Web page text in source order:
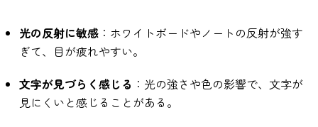
光の反射に敏感 ：ホワイトボードやノートの反射が強す
ぎて、目が疲れやすい。
文字が見づらく感じる ：光の強さや色の影響で、文字が
見にくいと感じることがある。